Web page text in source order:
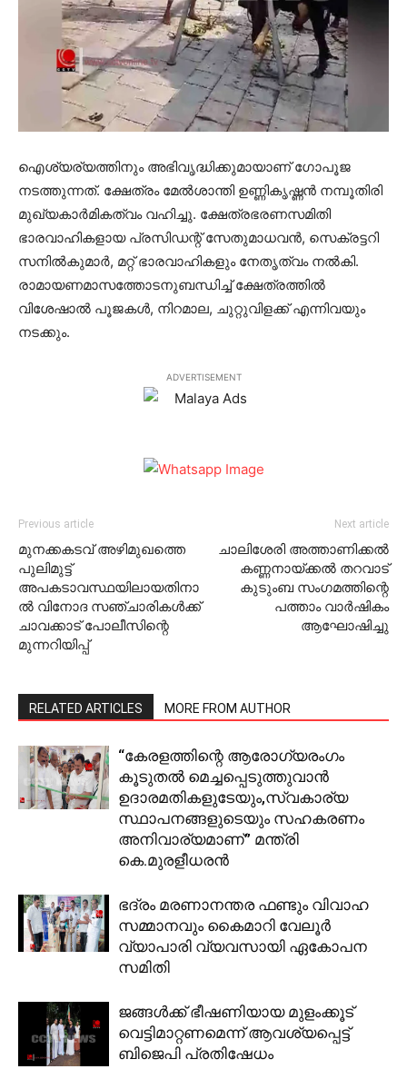
ഐശ്യര്യത്തിനും അഭിവൃദ്ധിക്കുമായാണ് ഗോപൂജ
നടത്തുന്നത്. ക്ഷേത്രം മേല്‍ശാന്തി ഉണ്ണികൃഷ്ണന്‍ നമ്പൂതിരി
മുഖ്യകാര്‍മികത്വം വഹിച്ചു. ക്ഷേത്രഭരണസമിതി
ഭാരവാഹികളായ പ്രസിഡന്റ് സേതുമാധവന്‍, സെക്രട്ടറി
സനില്‍കുമാര്‍, മറ്റ് ഭാരവാഹികളും നേതൃത്വം നല്‍കി.
രാമായണമാസത്തോടനുബന്ധിച്ച് ക്ഷേത്രത്തില്‍
വിശേഷാല്‍ പൂജകള്‍, നിറമാല, ചുറ്റുവിളക്ക് എന്നിവയും
നടക്കും.
ADVERTISEMENT
Previous article
മുനക്കകടവ് അഴിമുഖത്തെ
പുലിമുട്ട്
അപകടാവസ്ഥയിലായതിനാ
ല്‍ വിനോദ സഞ്ചാരികള്‍ക്ക്
ചാവക്കാട് പോലീസിന്റെ
മുന്നറിയിപ്പ്
Next article
ചാലിശേരി അത്താണിക്കല്‍
കണ്ണനായ്ക്കല്‍ തറവാട്
കുടുംബ സംഗമത്തിന്റെ
പത്താം വാര്‍ഷികം
ആഘോഷിച്ചു
RELATED ARTICLES MORE FROM AUTHOR
“കേരളത്തിന്റെ ആരോഗ്യരംഗം
കൂടുതല്‍ മെച്ചപ്പെടുത്തുവാന്‍
ഉദാരമതികളുടേയും,സ്വകാര്യ
സ്ഥാപനങ്ങളുടെയും സഹകരണം
അനിവാര്യമാണ്” മന്ത്രി
കെ.മുരളീധരന്‍
ഭദ്രം മരണാനന്തര ഫണ്ടും വിവാഹ
സമ്മാനവും കൈമാറി വേലൂര്‍
വ്യാപാരി വ്യവസായി ഏകോപന
സമിതി
ജങ്ങള്‍ക്ക് ഭീഷണിയായ മുളംക്കൂട്
വെട്ടിമാറ്റണമെന്ന് ആവശ്യപ്പെട്ട്
ബിജെപി പ്രതിഷേധം